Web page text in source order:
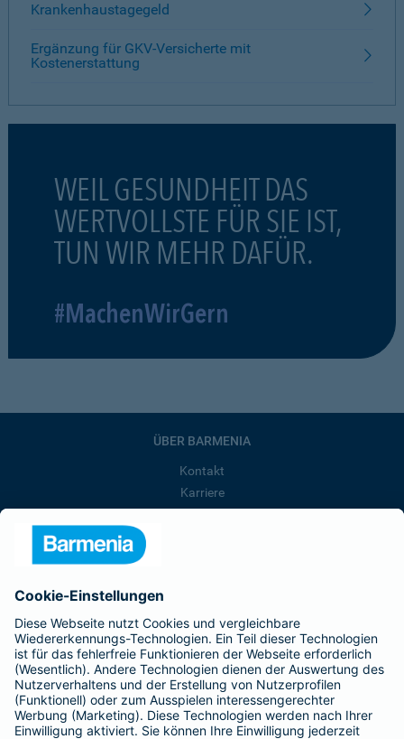
Krankenhaustagegeld
Ergänzung für GKV-Versicherte mit
Kostenerstattung
WEIL GESUNDHEIT DAS
WERTVOLLSTE FÜR SIE IST,
TUN WIR MEHR DAFÜR.
#MachenWirGern
ÜBER BARMENIA
Kontakt
Karriere
Barmenia ist Teil der BarmeniaGothaer
BELIEBTE SEITEN
Kranken-Zusatzversicherung
Tierversicherungen
Haftpflichtversicherung
Hausratversicherung